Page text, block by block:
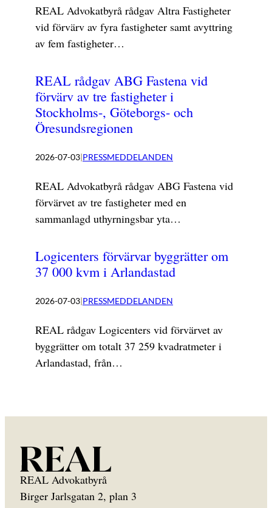
REAL Advokatbyrå rådgav Altra Fastigheter
vid förvärv av fyra fastigheter samt avyttring
av fem fastigheter…
REAL rådgav ABG Fastena vid
förvärv av tre fastigheter i
Stockholms-, Göteborgs- och
Öresundsregionen
2026-07-03|PRESSMEDDELANDEN
REAL Advokatbyrå rådgav ABG Fastena vid
förvärvet av tre fastigheter med en
sammanlagd uthyrningsbar yta…
Logicenters förvärvar byggrätter om
37 000 kvm i Arlandastad
2026-07-03|PRESSMEDDELANDEN
REAL rådgav Logicenters vid förvärvet av
byggrätter om totalt 37 259 kvadratmeter i
Arlandastad, från…
REAL Advokatbyrå
Birger Jarlsgatan 2, plan 3